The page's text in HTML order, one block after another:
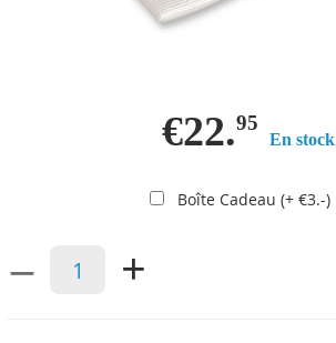
€22.95
En stock
Boîte Cadeau (+ €3.-)
– +